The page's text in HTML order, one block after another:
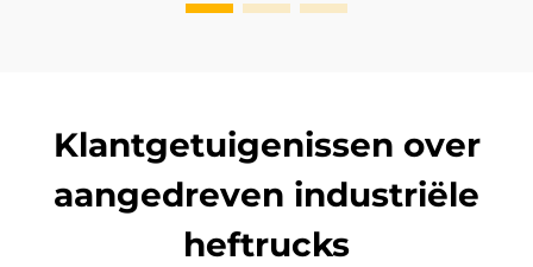
Klantgetuigenissen over
aangedreven industriële
heftrucks